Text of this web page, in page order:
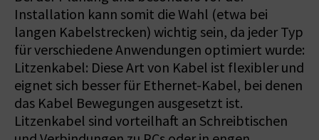
Installation kann somit die Wahl (etwa bei
langen Kabelstrecken) wichtig sein, da jeder Typ
für verschiedene Anwendungen optimiert wurde:
Litzenkabel: Diese Art von Kabel ist flexibler und
eignet sich besser für Ethernet-Kabel, bei denen
das Kabel Bewegungen ausgesetzt ist.
Litzenkabel sind vorteilhaft an Schreibtischen